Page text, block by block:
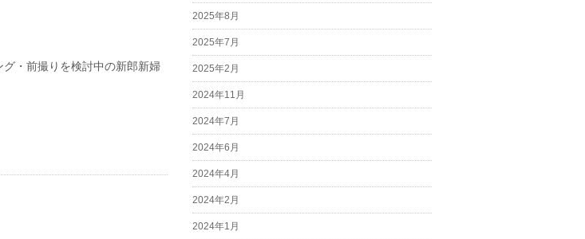
・前撮りを検討中の新郎新婦
2025年8月
2025年7月
2025年2月
2024年11月
2024年7月
2024年6月
2024年4月
2024年2月
2024年1月